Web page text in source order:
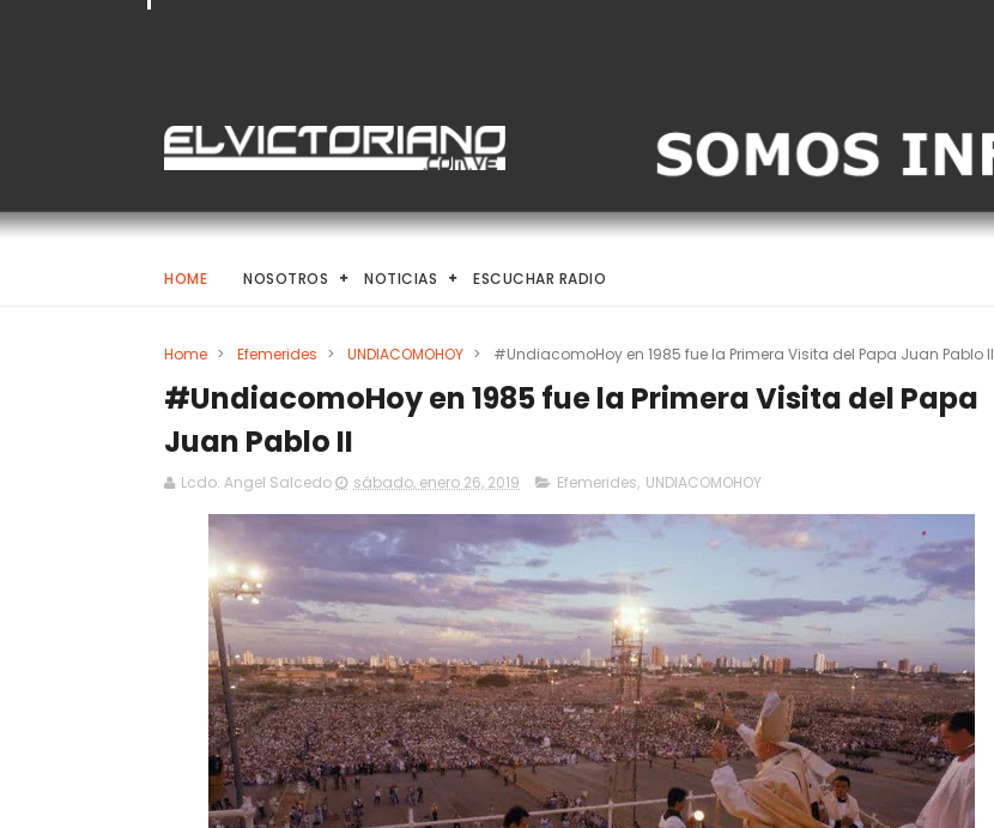
HOME NOSOTROS NOTICIAS ESCUCHAR RADIO
Home > Efemerides > UNDIACOMOHOY > #UndiacomoHoy en 1985 fue la Primera Visita del Papa Juan Pablo II
#UndiacomoHoy en 1985 fue la Primera Visita del Papa
Juan Pablo II
Lcdo. Angel Salcedo sábado, enero 26, 2019 Efemerides, UNDIACOMOHOY